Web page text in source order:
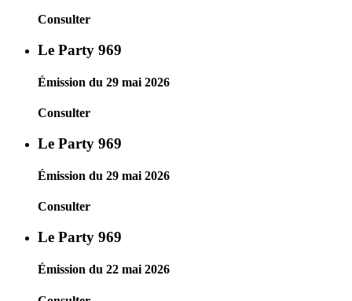
Consulter
Le Party 969
Émission du 29 mai 2026
Consulter
Le Party 969
Émission du 29 mai 2026
Consulter
Le Party 969
Émission du 22 mai 2026